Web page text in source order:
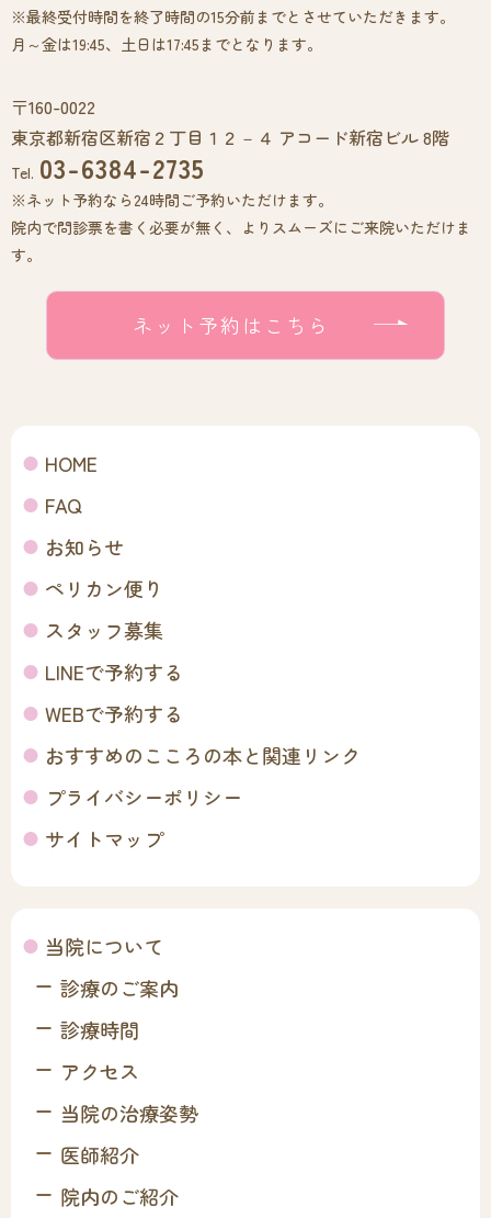
※最終受付時間を終了時間の15分前までとさせていただきます。
月～金は19:45、土日は17:45までとなります。
〒160-0022
東京都新宿区新宿２丁目１２－４ アコード新宿ビル 8階
Tel. 03-6384-2735
※ネット予約なら24時間ご予約いただけます。
院内で問診票を書く必要が無く、よりスムーズにご来院いただけま
す。
ネット予約はこちら
HOME
FAQ
お知らせ
ペリカン便り
スタッフ募集
LINEで予約する
WEBで予約する
おすすめのこころの本と関連リンク
プライバシーポリシー
サイトマップ
当院について
診療のご案内
診療時間
アクセス
当院の治療姿勢
医師紹介
院内のご紹介